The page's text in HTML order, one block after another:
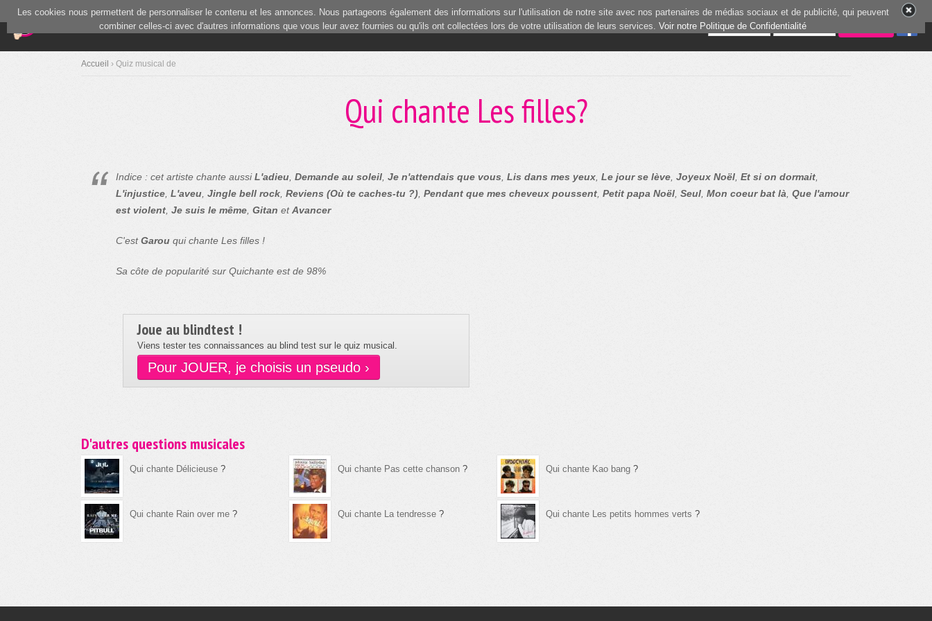
Blind Test(current)
Communauté 10 joueurs en ligne
Accueil › Quiz musical de
Qui chante Les filles?
Indice : cet artiste chante aussiL'adieu Demande au soleil Je n'attendais que vous Lis dans mes yeux Le jour se lève Joyeux Noël Et si on dormait
L'injustice L'aveu Jingle bell rock Reviens (Où te caches-tu ?) Pendant que mes cheveux poussent Petit papa Noël Seul Mon coeur bat là Que l'amour
est violent Je suis le même Gitan etAvancer
C'estGarou qui chante Les filles !
Sa côte de popularité sur Quichante est de 98%
Joue au blindtest !
Viens tester tes connaissances au blind test sur le quiz musical.
Pour JOUER, je choisis un pseudo ›
D'autres questions musicales
Qui chante Délicieuse ? Qui chante Pas cette chanson ? Qui chante Kao bang ?
Qui chante Rain over me ? Qui chante La tendresse ? Qui chante Les petits hommes verts ?
Les cookies nous permettent de personnaliser le contenu et les annonces. Nous partageons également des informations sur l'utilisation de notre site avec nos partenaires de médias sociaux et de publicité, qui peuvent
combiner celles-ci avec d'autres informations que vous leur avez fournies ou qu'ils ont collectées lors de votre utilisation de leurs services. Voir notre Politique de Confidentialité